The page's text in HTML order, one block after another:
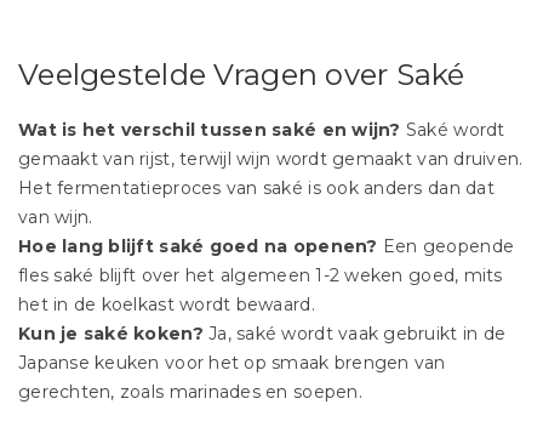
Veelgestelde Vragen over Saké
Wat is het verschil tussen saké en wijn? Saké wordt
gemaakt van rijst, terwijl wijn wordt gemaakt van druiven.
Het fermentatieproces van saké is ook anders dan dat
van wijn.
Hoe lang blijft saké goed na openen? Een geopende
fles saké blijft over het algemeen 1-2 weken goed, mits
het in de koelkast wordt bewaard.
Kun je saké koken? Ja, saké wordt vaak gebruikt in de
Japanse keuken voor het op smaak brengen van
gerechten, zoals marinades en soepen.